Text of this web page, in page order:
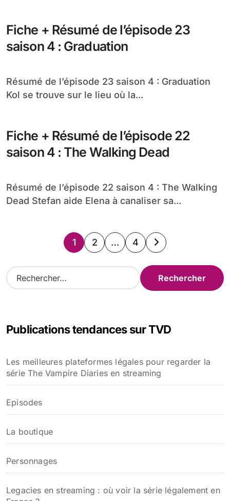
Fiche + Résumé de l’épisode 23
saison 4 : Graduation
Résumé de l’épisode 23 saison 4 : Graduation
Kol se trouve sur le lieu où la...
Fiche + Résumé de l’épisode 22
saison 4 : The Walking Dead
Résumé de l’épisode 22 saison 4 : The Walking
Dead Stefan aide Elena à canaliser sa...
Pagination
des
publications
1 2 … 4
R
e
r
e
r
Publications tendances sur TVD
Les meilleures plateformes légales pour regarder la
série The Vampire Diaries en streaming
Episodes
La boutique
Personnages
Legacies en streaming : où voir la série légalement en